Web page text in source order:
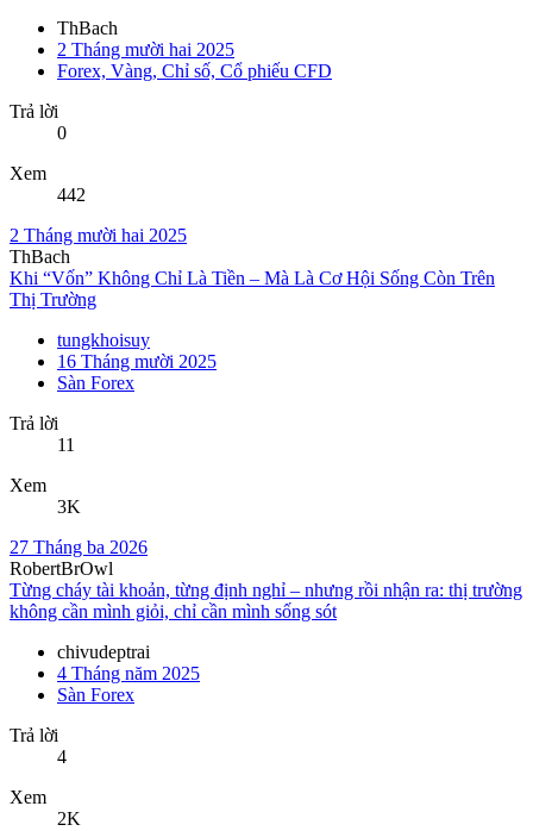
ThBach
2 Tháng mười hai 2025
Forex, Vàng, Chỉ số, Cổ phiếu CFD
Trả lời
0
Xem
442
2 Tháng mười hai 2025
ThBach
Khi “Vốn” Không Chỉ Là Tiền – Mà Là Cơ Hội Sống Còn Trên
Thị Trường
tungkhoisuy
16 Tháng mười 2025
Sàn Forex
Trả lời
11
Xem
3K
27 Tháng ba 2026
RobertBrOwl
Từng cháy tài khoản, từng định nghỉ – nhưng rồi nhận ra: thị trường
không cần mình giỏi, chỉ cần mình sống sót
chivudeptrai
4 Tháng năm 2025
Sàn Forex
Trả lời
4
Xem
2K